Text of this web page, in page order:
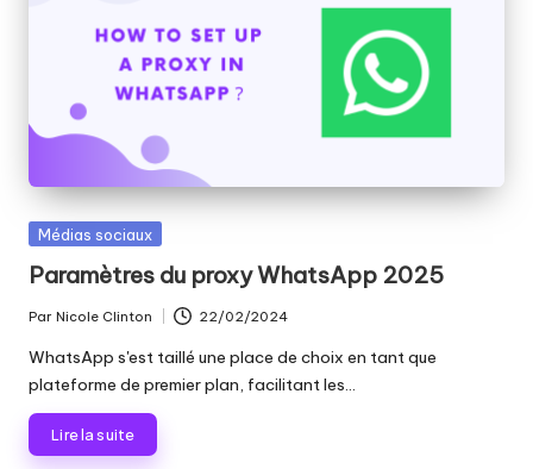
Publié
Médias sociaux
Paramètres du proxy WhatsApp 2025
Publié
par
Par Nicole Clinton 22/02/2024
WhatsApp s'est taillé une place de choix en tant que
plateforme de premier plan, facilitant les...
Lire la suite